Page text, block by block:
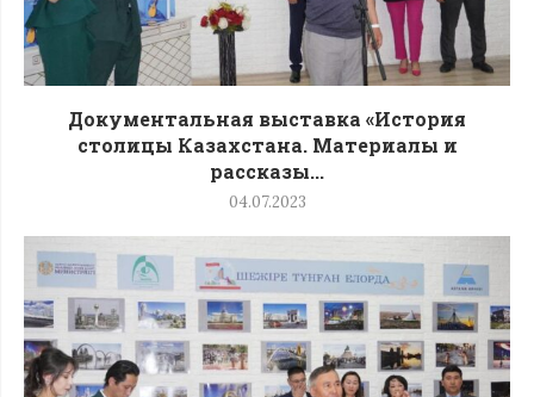
Документальная выставка «История
столицы Казахстана. Материалы и
рассказы...
04.07.2023